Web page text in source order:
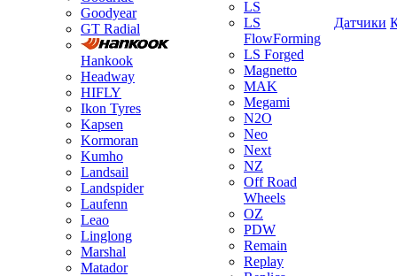
Goodyear
GT Radial
Hankook
Headway
HIFLY
Ikon Tyres
Kapsen
Kormoran
Kumho
Landsail
Landspider
Laufenn
Leao
Linglong
Marshal
Matador
LS
LS
FlowForming
LS Forged
Magnetto
MAK
Megami
N2O
Neo
Next
NZ
Off Road
Wheels
OZ
PDW
Remain
Replay
Датчики